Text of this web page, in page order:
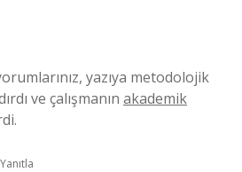
yazıya metodolojik
ve çalışmanın akademik
Yanıtla